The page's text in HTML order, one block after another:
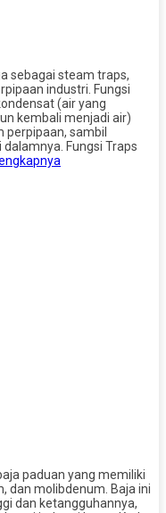
sebagai steam traps,
industri. Fungsi
(air yang
kembali menjadi air)
sambil
Fungsi Traps
paduan yang memiliki
dan molibdenum. Baja ini
dan ketangguhannya,